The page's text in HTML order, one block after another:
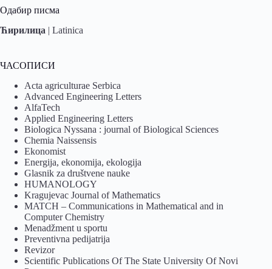
Одабир писма
Ћирилица | Latinica
ЧАСОПИСИ
Acta agriculturae Serbica
Advanced Engineering Letters
AlfaTech
Applied Engineering Letters
Biologica Nyssana : journal of Biological Sciences
Chemia Naissensis
Ekonomist
Energija, ekonomija, ekologija
Glasnik za društvene nauke
HUMANOLOGY
Kragujevac Journal of Mathematics
MATCH – Communications in Mathematical and in
Computer Chemistry
Menadžment u sportu
Preventivna pedijatrija
Revizor
Scientific Publications Of The State University Of Novi